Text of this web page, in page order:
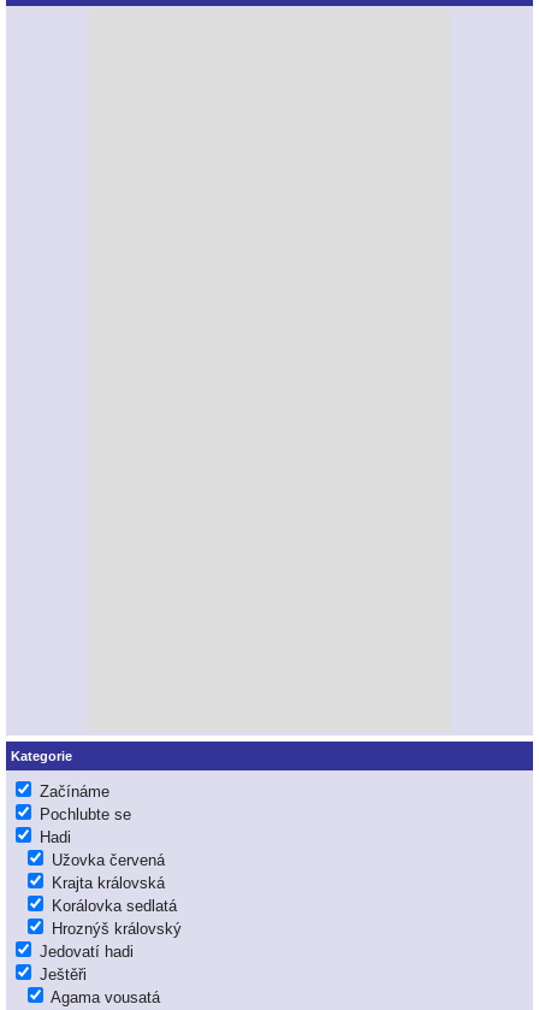
Kategorie
Začínáme
Pochlubte se
Hadi
Užovka červená
Krajta královská
Korálovka sedlatá
Hroznýš královský
Jedovatí hadi
Ještěři
Agama vousatá